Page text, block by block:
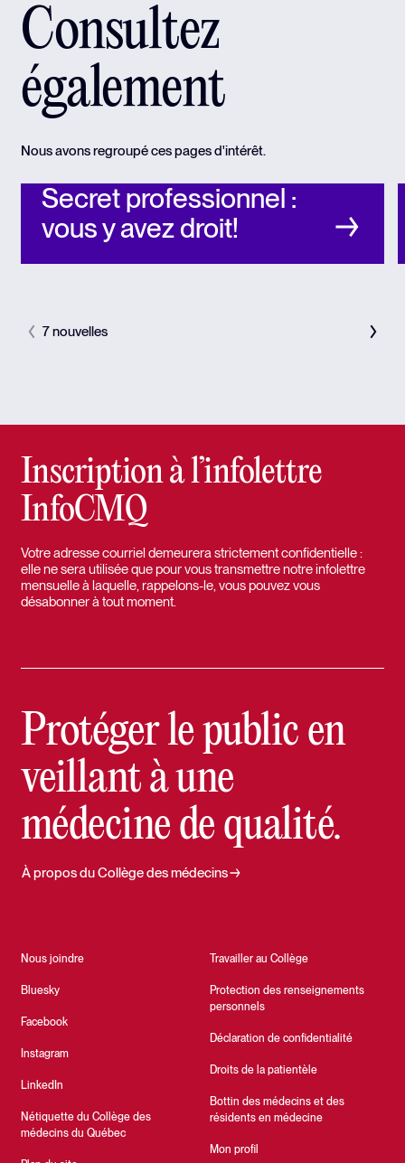
Consultez
également
Nous avons regroupé ces pages d'intérêt.
Secret professionnel :
vous y avez droit!
7 nouvelles
Inscription à l’infolettre
InfoCMQ
Votre adresse courriel demeurera strictement confidentielle :
elle ne sera utilisée que pour vous transmettre notre infolettre
mensuelle à laquelle, rappelons-le, vous pouvez vous
désabonner à tout moment.
Protéger le public en
veillant à une
médecine de qualité.
Nous joindre
Bluesky
Facebook
Instagram
LinkedIn
Nétiquette du Collège des
médecins du Québec
Travailler au Collège
Protection des renseignements
personnels
Déclaration de confidentialité
Droits de la patientèle
Bottin des médecins et des
résidents en médecine
Mon profil
À propos du Collège des médecins